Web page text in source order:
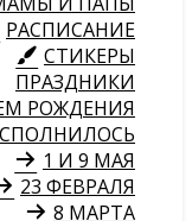
РАСПИСАНИЕ
СТИКЕРЫ
ПРАЗДНИКИ
РОЖДЕНИЯ
1 И 9 МАЯ
23 ФЕВРАЛЯ
8 МАРТА